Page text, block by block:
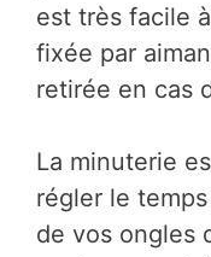
est très facile
fixée par
retirée en cas
La minuterie
régler le
de vos ongles